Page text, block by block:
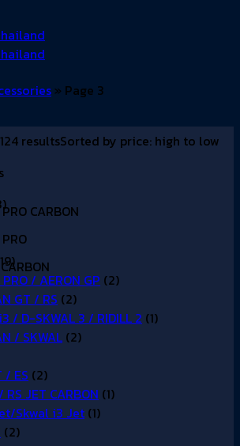
CARBON
» Page 3
resultsSorted by price: high to low
/ AERON GP (2)
GT / RS (2)
/ D-SKWAL 3 / RIDILL 2 (1)
/ SKWAL (2)
/ ES (2)
RS JET CARBON (1)
Skwal i3 Jet (1)
(2)